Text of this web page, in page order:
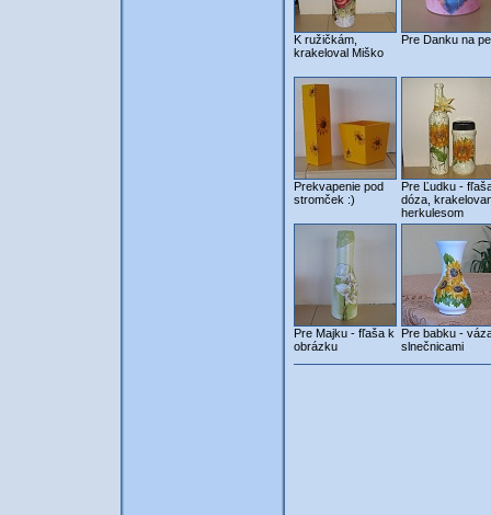
K ružičkám,
krakeloval Miško
Pre Danku na
Prekvapenie pod
stromček :)
Pre Ľudku -
dóza,
herkulesom
Pre Majku - fľaša k
obrázku
Pre babku -
slnečnicami